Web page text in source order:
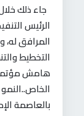
جاء ذلك
الرئيس
المرافق له،
التخطيط
هامش مؤتمر
بالعاصمة